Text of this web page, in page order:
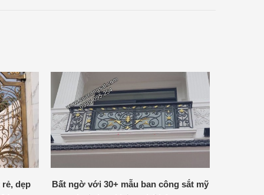
dẹp
Bất ngờ với 30+ mẫu ban công sắt mỹ